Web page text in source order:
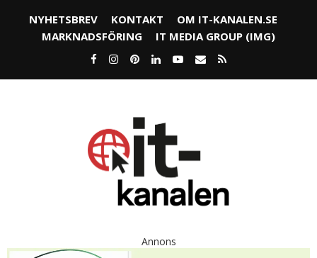
NYHETSBREV KONTAKT
OM IT-KANALEN.SE
MARKNADSFÖRING
IT MEDIA GROUP (IMG)
Annons